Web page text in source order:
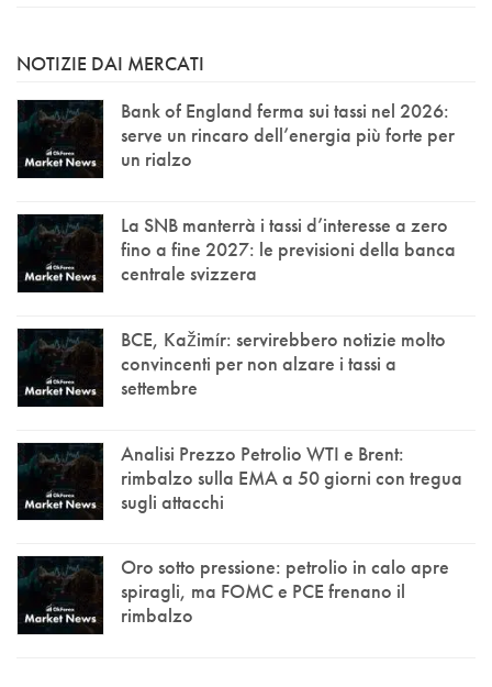
NOTIZIE DAI MERCATI
Bank of England ferma sui tassi nel 2026:
serve un rincaro dell’energia più forte per
un rialzo
La SNB manterrà i tassi d’interesse a zero
fino a fine 2027: le previsioni della banca
centrale svizzera
BCE, Kažimír: servirebbero notizie molto
convincenti per non alzare i tassi a
settembre
Analisi Prezzo Petrolio WTI e Brent:
rimbalzo sulla EMA a 50 giorni con tregua
sugli attacchi
Oro sotto pressione: petrolio in calo apre
spiragli, ma FOMC e PCE frenano il
rimbalzo